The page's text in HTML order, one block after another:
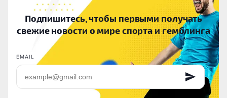
Подпишитесь, чтобы первыми получать
свежие новости о мире спорта и гемблинга
EMAIL